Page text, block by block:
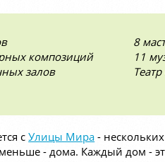
8
композиций
11
залов
сУлицы Мира -
- дома. Каждый дом -